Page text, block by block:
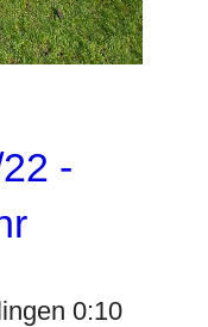
-
0:10